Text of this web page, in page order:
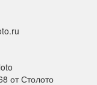
от Столото